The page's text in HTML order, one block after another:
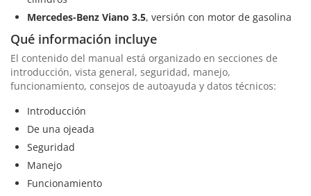
Mercedes-Benz Viano 3.5, versión con motor de gasolina
Qué información incluye
El contenido del manual está organizado en secciones de
introducción, vista general, seguridad, manejo,
funcionamiento, consejos de autoayuda y datos técnicos:
Introducción
De una ojeada
Seguridad
Manejo
Funcionamiento